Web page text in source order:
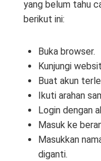
yang belum tahu
berikut ini:
Buka browser.
Kunjungi
Buat akun
Ikuti arahan
Login dengan
Masuk ke
Masukkan
diganti.